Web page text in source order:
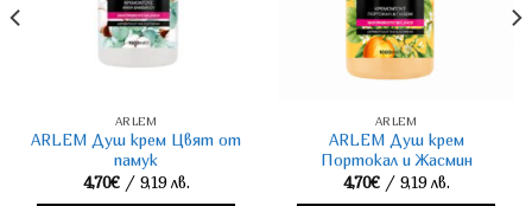
ARLEM
ARLEM Душ крем Цвят от
памук
4,70€/ 9,19 лв.
ARLEM
ARLEM Душ крем
Портокал и Жасмин
4,70€/ 9,19 лв.